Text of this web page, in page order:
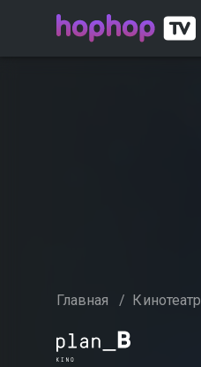
Главная / Кинотеатр